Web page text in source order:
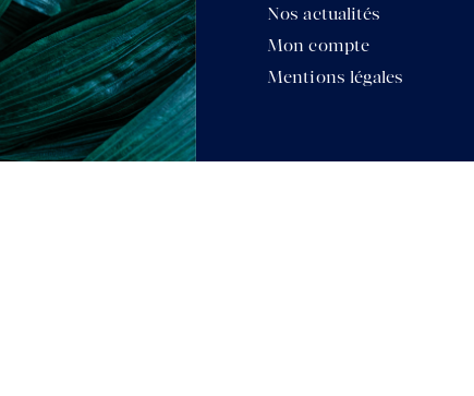
Nos actualités
Mon compte
Mentions légales